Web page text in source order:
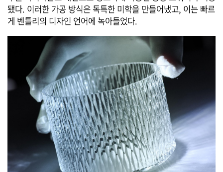
됐다. 이러한 가공 방식은 독특한 미학을 만들어냈고, 이는 빠르
게 벤틀리의 디자인 언어에 녹아들었다.